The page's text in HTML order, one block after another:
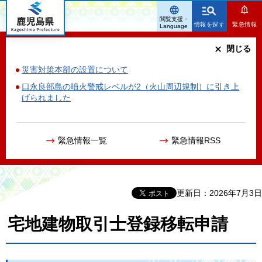
鹿児島県
情報を探す 緊急情報
災害対策本部の設置について
口永良部島の噴火警戒レベルが2（火山周辺規制）に引き上
げられました
緊急情報一覧 緊急情報RSS
閉じる
閲覧支援・
Language
更新日：2026年7月3日
宅地建物取引士登録移転申請